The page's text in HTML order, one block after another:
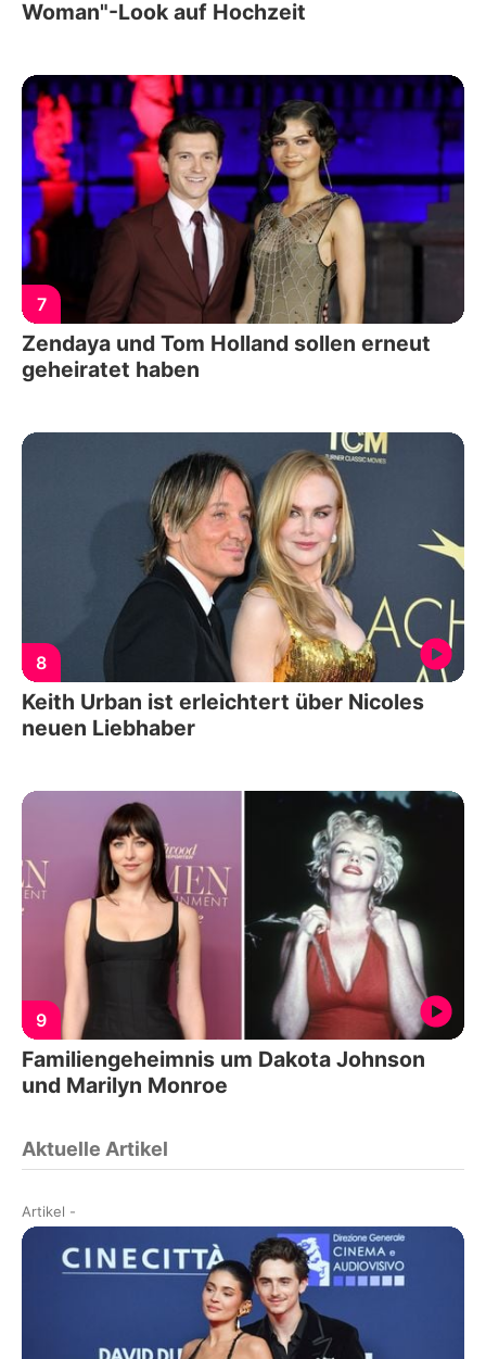
Woman"-Look auf Hochzeit
7
Zendaya und Tom Holland sollen erneut
geheiratet haben
8
Keith Urban ist erleichtert über Nicoles
neuen Liebhaber
9
Familiengeheimnis um Dakota Johnson
und Marilyn Monroe
Aktuelle Artikel
Artikel -